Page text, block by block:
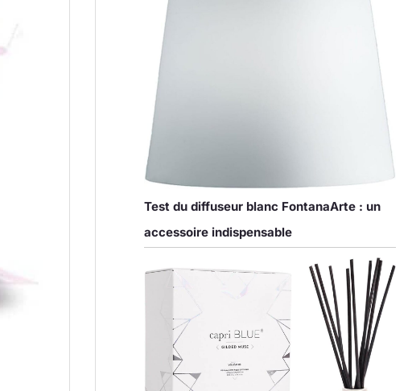
Test du diffuseur blanc FontanaArte : un
accessoire indispensable